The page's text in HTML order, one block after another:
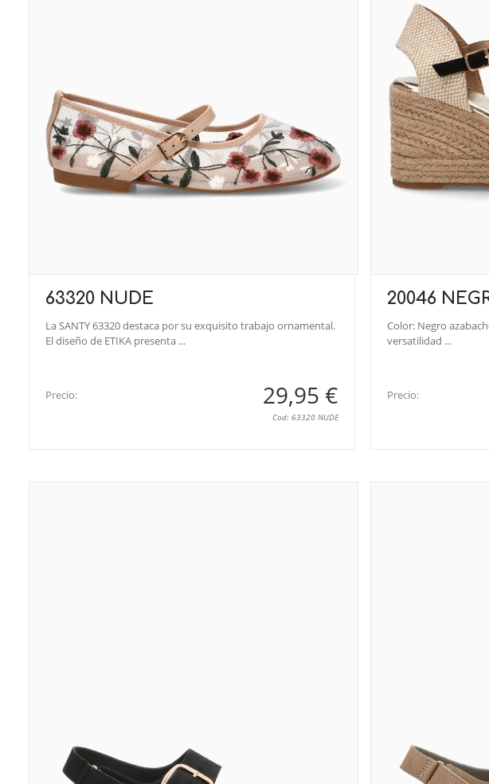
63320 NUDE
La SANTY 63320 destaca por su exquisito trabajo ornamental.
El diseño de ETIKA presenta ...
Precio: 29,95 €
Cod: 63320 NUDE
20046
Color: Negro
versatilidad ...
Precio: